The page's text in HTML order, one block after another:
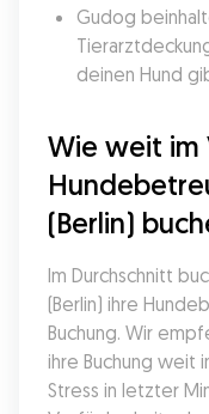
Gudog
deinen Hund
Wie weit im
(Berlin)
Im Durchschnitt
(Berlin) ihre
Buchung. Wir
ihre Buchung weit
Stress in letzter